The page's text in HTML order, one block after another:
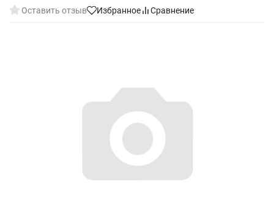
Оставить отзыв Избранное Сравнение